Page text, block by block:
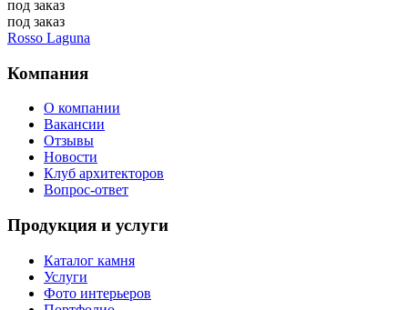
под заказ
под заказ
Rosso Laguna
Компания
О компании
Вакансии
Отзывы
Новости
Клуб архитекторов
Вопрос-ответ
Продукция и услуги
Каталог камня
Услуги
Фото интерьеров